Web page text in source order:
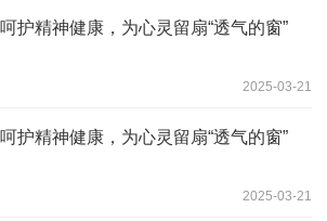
呵护精神健康，为心灵留扇“透气的窗”
2025-03-21
呵护精神健康，为心灵留扇“透气的窗”
2025-03-21